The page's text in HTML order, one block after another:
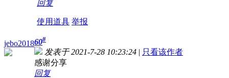
回复
使用道具 举报
jebo201860#
发表于 2021-7-28 10:23:24 | 只看该作者
感谢分享
回复